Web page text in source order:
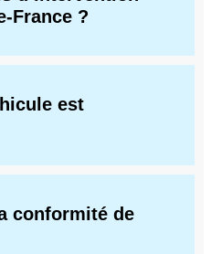
France ?
est
conformité de